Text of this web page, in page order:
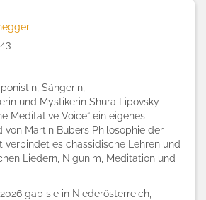
Sängerin,
und Mystikerin Shura Lipovsky
Meditative Voice“ ein eigenes
von Martin Bubers Philosophie der
verbindet es chassidische Lehren und
Liedern, Nigunim, Meditation und
gab sie in Niederösterreich,